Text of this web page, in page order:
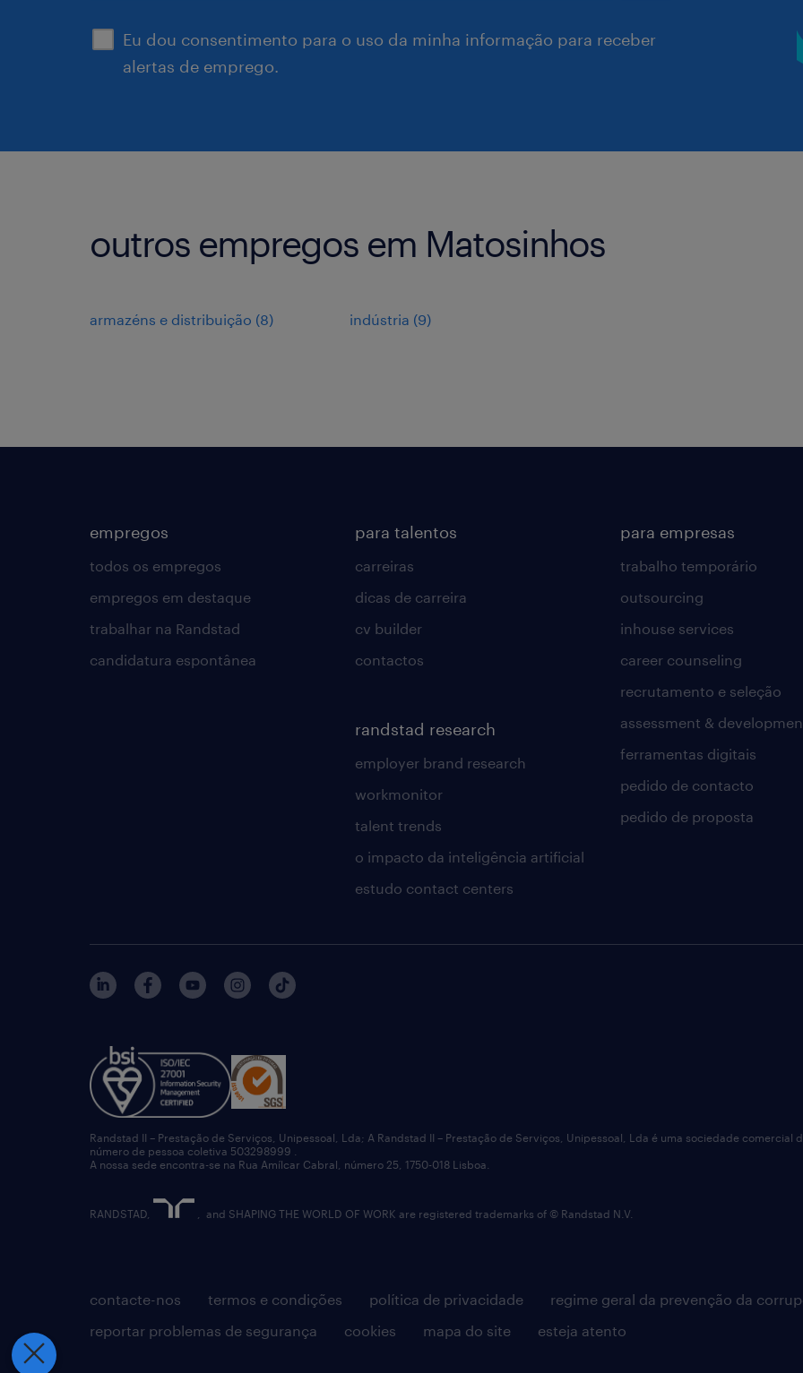
Eu dou consentimento para o uso da minha informação para receber
alertas de emprego.
outros empregos em Matosinhos
armazéns e distribuição (8) indústria (9)
empregos
todos os empregos
empregos em destaque
trabalhar na Randstad
candidatura espontânea
para talentos
carreiras
dicas de carreira
cv builder
contactos
randstad research
employer brand research
workmonitor
talent trends
o impacto da inteligência artificial
estudo contact centers
para empresas
trabalho temporário
outsourcing
inhouse services
career counseling
recrutamento e seleção
assessment &
ferramentas digitais
pedido de contacto
pedido de proposta
contacte-nos termos e condições política de privacidade regime geral da prevenção da
reportar problemas de segurança
cookies mapa do site esteja atento
Randstad II – Prestação de Serviços, Unipessoal, Lda; A Randstad II – Prestação de Serviços, Unipessoal, Lda é uma sociedade
número de pessoa coletiva 503298999 .
A nossa sede encontra-se na Rua Amílcar Cabral, número 25, 1750-018 Lisboa.
RANDSTAD, , and SHAPING THE WORLD OF WORK are registered trademarks of © Randstad N.V.